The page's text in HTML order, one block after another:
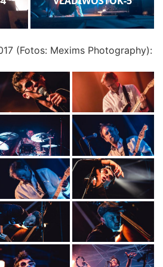
(Fotos: Mexims Photography):